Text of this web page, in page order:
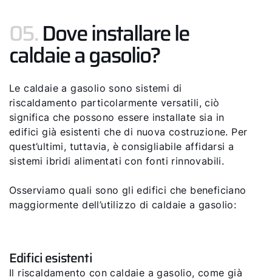
05.Dove installare le
caldaie a gasolio?
Le caldaie a gasolio sono sistemi di
riscaldamento particolarmente versatili, ciò
significa che possono essere installate sia in
edifici già esistenti che di nuova costruzione. Per
quest’ultimi, tuttavia, è consigliabile affidarsi a
sistemi ibridi alimentati con fonti rinnovabili.
Osserviamo quali sono gli edifici che beneficiano
maggiormente dell’utilizzo di caldaie a gasolio:
Edifici esistenti
Il riscaldamento con caldaie a gasolio, come già